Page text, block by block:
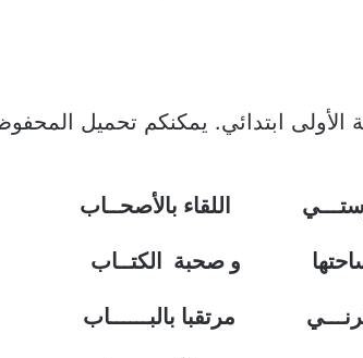
ابتدائي. يمكنكم تحميل
اللقاء بالأصحــاب
ساحتها و صحبة الكتــاب
مرتقبا بالبــــــاب